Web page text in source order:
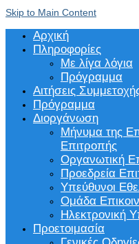
Skip to Main Content
Αρχική
Πληροφορίες
Με λίγα λόγια
Πρόγραμμα
Αιτήσεις
Πρόγραμμα
Διοργάνωση
Μήνυμα της
Επιτροπής
Οργανωτική
Προεδρεία
Υπεύθυνοι
Ομάδα
Ηλεκτρονική
Προετοιμασία